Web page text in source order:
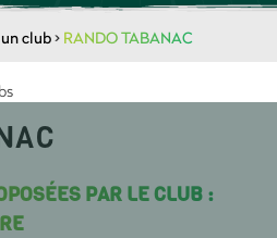
club> RANDO TABANAC
PAR LE CLUB :